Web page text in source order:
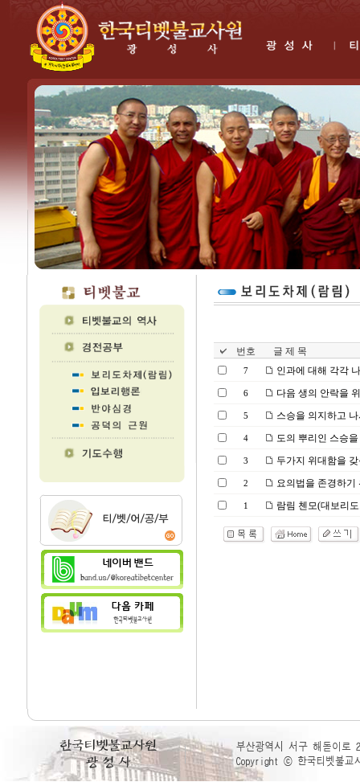
번호 글 제 목
7 인과에 대해 각각
6 다음 생의 안락을
5 스승을 의지하고
4 도의 뿌리인 스승
3 두가지 위대함을
2 요의법을 존경하기
1 람림 첸모(대보리